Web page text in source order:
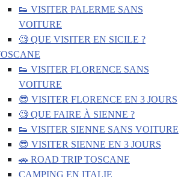
👟 VISITER PALERME SANS
VOITURE
🧐 QUE VISITER EN SICILE ?
👟 VISITER FLORENCE SANS
VOITURE
😎 VISITER FLORENCE EN 3 JOURS
🧐 QUE FAIRE À SIENNE ?
👟 VISITER SIENNE SANS VOITURE
😎 VISITER SIENNE EN 3 JOURS
🚗 ROAD TRIP TOSCANE
CAMPING EN ITALIE